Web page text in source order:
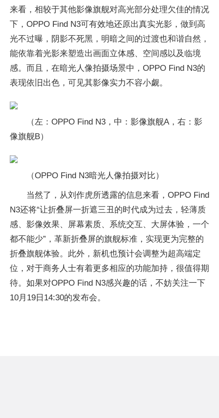
来看，相较于其他影像旗舰对高光部分处理欠佳的情况
下，OPPO Find N3可有效地还原出真实光影，做到高
光不过曝，阴影不死黑，明暗之间的过渡也和谐自然，
能依靠着光影来塑造出画面立体感、空间感以及临境
感。而且，在暗光人像拍摄场景中，OPPO Find N3的
表现依旧出色，可见其影像实力不容小觑。
（左：OPPO Find N3，中：影像旗舰A，右：影
像旗舰B）
（OPPO Find N3暗光人像拍摄对比）
当然了，从刘作虎所透露的信息来看，OPPO Find
N3还将“让折叠屏一折遮三丑的时代成为过去，轻薄质
感、影像效果、屏幕素质、系统交互、大屏体验，一个
都不能少”，革新折叠屏的旗舰标准，实现更为完整的
折叠旗舰体验。此外，新机也预计会调整为超高端定
位，对于商务人士有着更多相应的功能加持，很值得期
待。如果对OPPO Find N3感兴趣的话，不妨关注一下
10月19日14:30的发布会。